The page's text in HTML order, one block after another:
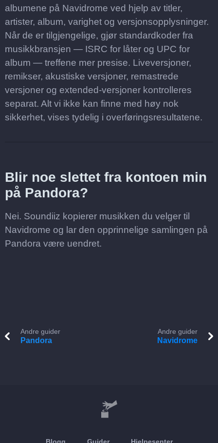
albumene på Navidrome ved hjelp av titler,
artister, album, varighet og versjonsopplysninger.
Når de er tilgjengelige, gjør standardkoder fra
musikkbransjen — ISRC for låter og UPC for
album — treffene mer presise. Liveversjoner,
remikser, akustiske versjoner, remastrede
versjoner og extended-versjoner kontrolleres
separat. Alt vi ikke kan finne med høy nok
sikkerhet, vises tydelig i overføringsresultatene.
Blir noe slettet fra kontoen min
på Pandora?
Nei. Soundiiz kopierer musikken du velger til
Navidrome og lar den opprinnelige samlingen på
Pandora være uendret.
Andre guider
Pandora
Andre guider
Navidrome